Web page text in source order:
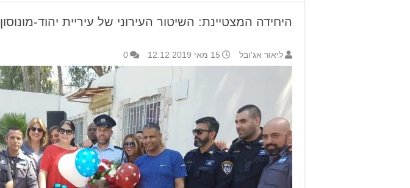
היחידה המצטיינת: השיטור העירוני של עיריית יהוד-מונוסון
ליאור אג'ובל 15 מאי 2019 12:12 0